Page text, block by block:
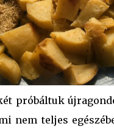
próbáltuk
nem teljes